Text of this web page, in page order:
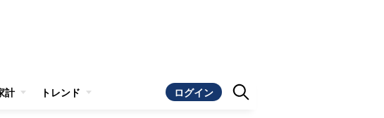
計 トレンド ログイン